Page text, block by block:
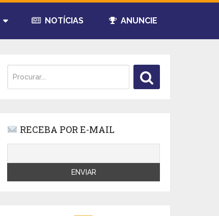
NOTÍCIAS ANUNCIE
RECEBA POR E-MAIL